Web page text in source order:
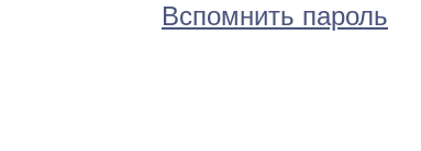
Вспомнить пароль